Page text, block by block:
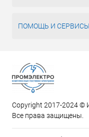
ПОМОЩЬ И СЕРВИСЫ
Copyright 2017-2024 ©
Все права защищены.